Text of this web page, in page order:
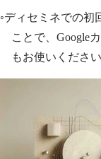
◦ディセミネでの初
ことで、Google
もお使いください